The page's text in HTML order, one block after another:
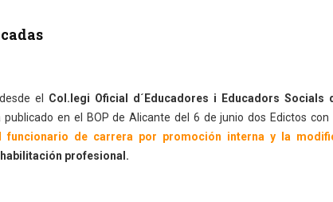
el Col.legi Oficial d´Educadores i Educadors Socials
publicado en el BOP de Alicante del 6 de junio dos Edictos con
funcionario de carrera por promoción interna y la
profesional.